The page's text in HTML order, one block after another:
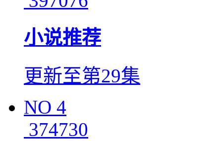
小说推荐
更新至第29集
NO 4
374730